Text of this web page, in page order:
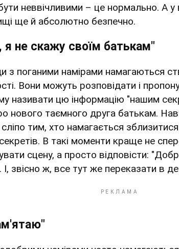
неввічливими – це нормально. А у
ще й абсолютно безпечно.
я не скажу своїм батькам"
з поганими намірами намагаються
Вони можуть розповідати і
називати цю інформацію "нашим
нового таємного друга батькам.
тим, хто намагається
В такі моменти краще не
сцену, а просто відповісти:
І, звісно ж, все тут же переказати в